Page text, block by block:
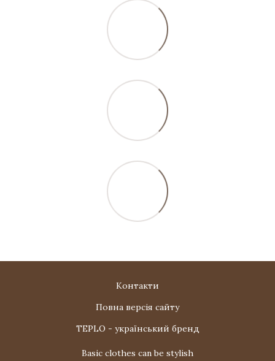
Контакти
Повна версія сайту
TEPLO - український бренд
Basic clothes can be stylish